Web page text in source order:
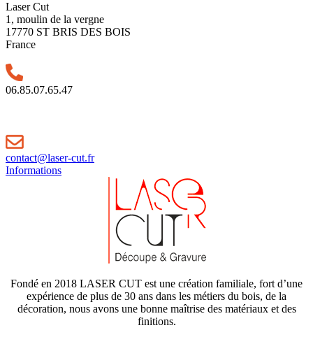
Laser Cut
1, moulin de la vergne
17770 ST BRIS DES BOIS
France
06.85.07.65.47
contact@laser-cut.fr
Informations
Fondé en 2018 LASER CUT est une création familiale, fort d’une
expérience de plus de 30 ans dans les métiers du bois, de la
décoration, nous avons une bonne maîtrise des matériaux et des
finitions.